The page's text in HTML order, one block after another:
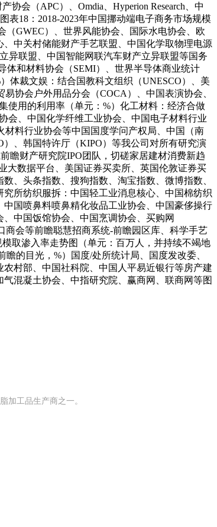
会（APC）、Omdia、Hyperion Research、中
18：2018-2023年中国挪动端电子商务市场规模
（GWEC）、世界风能协会、国际水电协会、欧
中关村储能财产手艺联盟、中国化学取物理电源
异联盟、中国智能网联汽车财产立异联盟等国务
体和材料协会（SEMI）、世界半导体商业统计
体裁文娱：结合国教科文组织（UNESCO）、美
协会户外用品分会（COCA）、中国表演协会、
使用的利用率（单元：%）化工材料：经济合做
会、中国化学纤维工业协会、中国电子材料行业
料行业协会等中国国度学问产权局、中国（南
、韩国特许厅（KIPO）等我公司对所有研究演
瞻财产研究院IPO团队，切磋家居建材消费新趋
大数据平台、美国证券买卖所、英国伦敦证券买
、头条指数、搜狗指数、淘宝指数、微博指数、
所纺织服拆：中国轻工业消息核心、中国棉纺织
国喷鼻料喷鼻精化妆品工业协会、中国豪侈操行
中国饭馆协会、中国烹调协会、买购网
商会等前瞻聪慧招商系统-前瞻园区库、科学手艺
取渗入率走势图（单元：百万人，并持续不竭地
的目光，%）国度/处所统计局、国度发改委、
村部、中国社科院、中国人平易近银行等房产建
混凝土协会、中指研究院、赢商网、联商网等图
加工品生产商之一。